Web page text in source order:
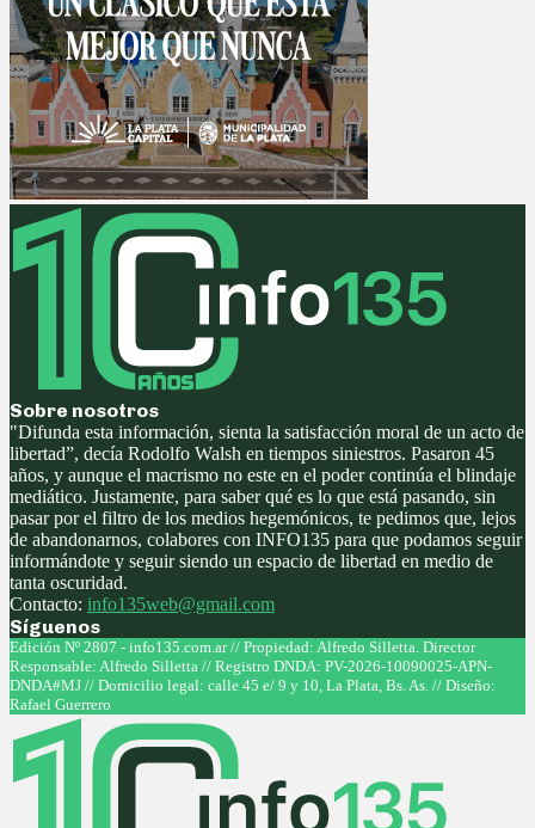
Sobre nosotros
"Difunda esta información, sienta la satisfacción moral de un acto de
libertad”, decía Rodolfo Walsh en tiempos siniestros. Pasaron 45
años, y aunque el macrismo no este en el poder continúa el blindaje
mediático. Justamente, para saber qué es lo que está pasando, sin
pasar por el filtro de los medios hegemónicos, te pedimos que, lejos
de abandonarnos, colabores con INFO135 para que podamos seguir
informándote y seguir siendo un espacio de libertad en medio de
tanta oscuridad.
Contacto: info135web@gmail.com
Síguenos
Facebook
Twitter
Instagram
Youtube
Edición Nº 2807 - info135.com.ar // Propiedad: Alfredo Silletta. Director
Responsable: Alfredo Silletta // Registro DNDA: PV-2026-10090025-APN-
DNDA#MJ // Domicilio legal: calle 45 e/ 9 y 10, La Plata, Bs. As. // Diseño:
Rafael Guerrero